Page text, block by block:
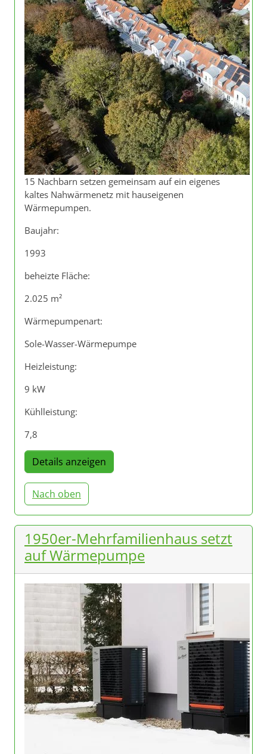
15 Nachbarn setzen gemeinsam auf ein eigenes
kaltes Nahwärmenetz mit hauseigenen
Wärmepumpen.
Baujahr:
1993
beheizte Fläche:
2.025 m²
Wärmepumpenart:
Sole-Wasser-Wärmepumpe
Heizleistung:
9 kW
Kühlleistung:
7,8
Details anzeigen
Nach oben
1950er-Mehrfamilienhaus setzt
auf Wärmepumpe